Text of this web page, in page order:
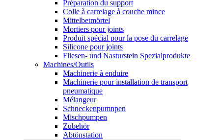
Préparation du support
Colle à carrelage à couche mince
Mittelbetmörtel
Mortiers pour joints
Produit spécial pour la pose du carrelage
Silicone pour joints
Fliesen- und Nasturstein Spezialprodukte
Machines/Outils
Machinerie à enduire
Machinerie pour installation de transport
pneumatique
Mélangeur
Schneckenpumnpen
Mischpumpen
Zubehör
Abtönstation